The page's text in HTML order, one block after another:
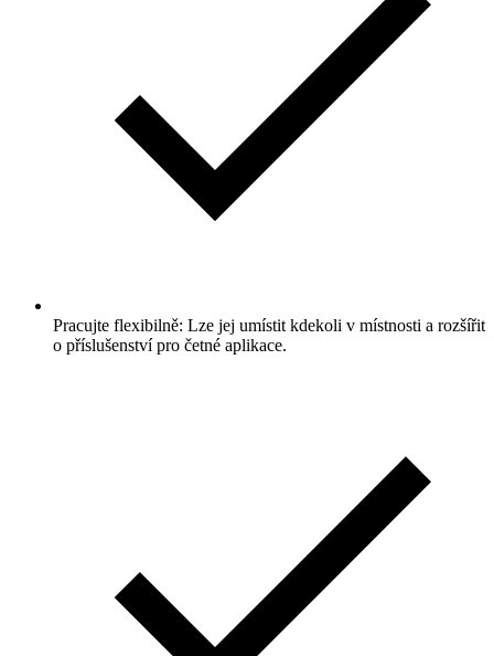
Pracujte flexibilně: Lze jej umístit kdekoli v místnosti a rozšířit
o příslušenství pro četné aplikace.